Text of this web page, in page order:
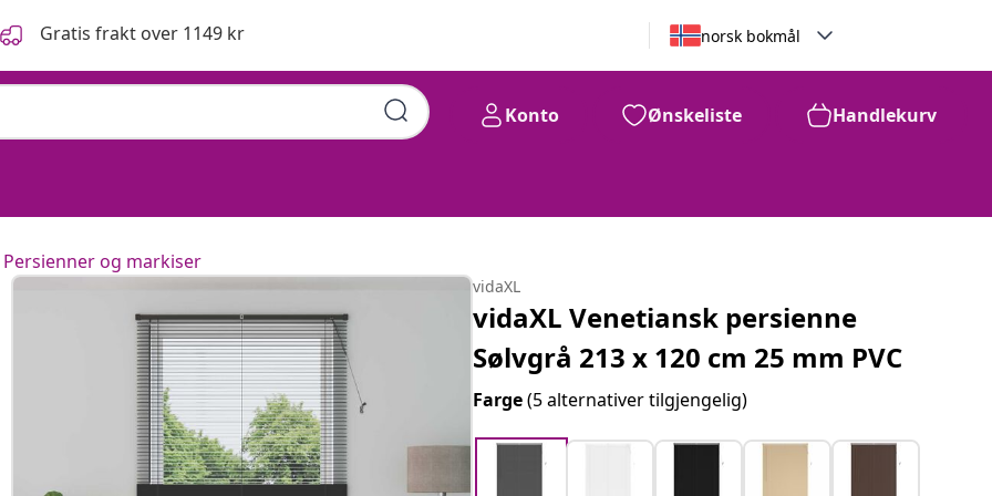
Gratis frakt over 1149 kr norsk bokmål
Konto Ønskeliste Handlekurv
Persienner og markiser
vidaXL
vidaXL Venetiansk persienne
Sølvgrå 213 x 120 cm 25 mm PVC
Farge(5 alternativer tilgjengelig)